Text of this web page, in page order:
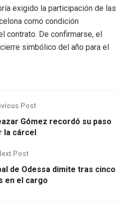
exigido la participación de las
como condición
contrato. De confirmarse, el
simbólico del año para el
Post
Gómez recordó su paso
la cárcel
Post
de Odessa dimite tras cinco
en el cargo